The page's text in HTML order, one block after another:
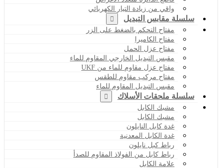
واقي من زيادة التيار الكهربائي
سلسلة مقابس التبديل
مفتاح التحكم بالضغط على الزر
مفتاح الكاميرا
مفتاح عزل الحمل
مقبس التبديل الخارجي المقاوم للماء
مفتاح عزل مقاوم للماء من UKF
مفتاح مركب مقاوم للطقس
مقبس التبديل المقاوم للماء
سلسلة ملحقات الأسلاك
مشبك الكابل
مشبك الكابل
غدة كابل النايلون
غدة الكابل المعدنية
رباط كبل نايلون
رباط كابل من الفولاذ المقاوم للصدأ
علامة الكابل